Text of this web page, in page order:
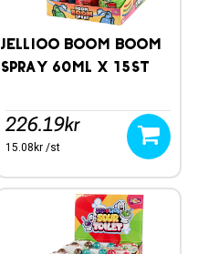
Jellioo Boom Boom
Spray 60ml x 15st
226.19kr
15.08kr /st